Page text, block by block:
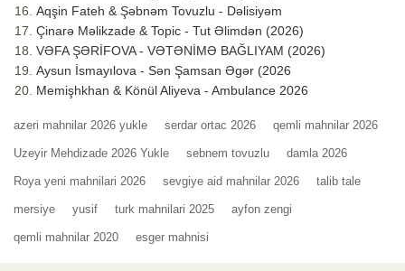
Aqşin Fateh & Şəbnəm Tovuzlu - Dəlisiyəm
Çinarə Məlikzade & Topic - Tut Əlimdən (2026)
VƏFA ŞƏRİFOVA - VƏTƏNİMƏ BAĞLIYAM (2026)
Aysun İsmayılova - Sən Şamsan Əgər (2026
Memişhkhan & Könül Aliyeva - Ambulance 2026
azeri mahnilar 2026 yukle serdar ortac 2026 qemli mahnilar 2026
Uzeyir Mehdizade 2026 Yukle sebnem tovuzlu damla 2026
Roya yeni mahnilari 2026 sevgiye aid mahnilar 2026 talib tale
mersiye yusif turk mahnilari 2025 ayfon zengi
qemli mahnilar 2020 esger mahnisi